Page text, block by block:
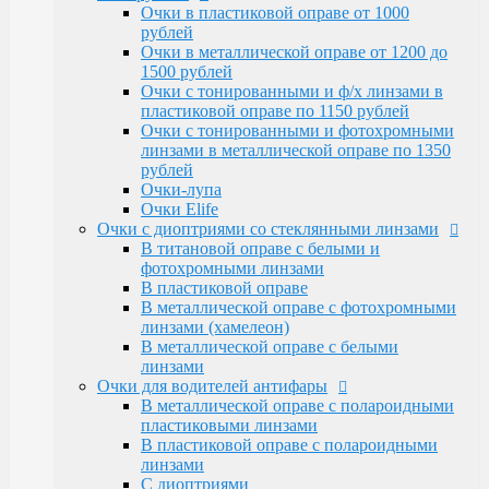
Очки Elife
Очки с диоптриями со стеклянными линзами
В титановой оправе с белыми и
фотохромными линзами
В пластиковой оправе
В металлической оправе с фотохромными
линзами (хамелеон)
В металлической оправе с белыми линзами
Очки для водителей антифары
В металлической оправе с полароидными
пластиковыми линзами
В пластиковой оправе с полароидными
линзами
С диоптриями
Очки для компьютера
В пластиковой оправе с полимерными
линзами
В металлической оправе
Тренажерные очки
В пластиковой оправе
В металлической оправе
Очки глаукомные
Очки Эксклюзивные Ricardi от 15000
Бренд оправы
Очки в пластиковой оправе от 1000
рублей
Очки в металлической оправе от 1200 до
1500 рублей
Очки с тонированными и ф/х линзами в
пластиковой оправе по 1150 рублей
Очки с тонированными и фотохромными
линзами в металлической оправе по 1350
рублей
Очки-лупа
Очки Elife
Очки с диоптриями со стеклянными линзами
В титановой оправе с белыми и
фотохромными линзами
В пластиковой оправе
В металлической оправе с фотохромными
линзами (хамелеон)
В металлической оправе с белыми
линзами
Очки для водителей антифары
В металлической оправе с полароидными
пластиковыми линзами
В пластиковой оправе с полароидными
линзами
С диоптриями